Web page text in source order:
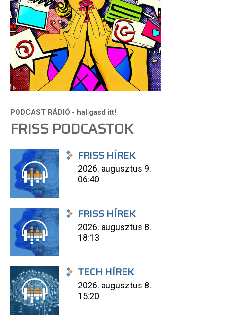
FRISS PODCASTOK
FRISS HÍREK
2026. augusztus 9.
06:40
FRISS HÍREK
2026. augusztus 8.
18:13
TECH HÍREK
2026. augusztus 8.
15:20